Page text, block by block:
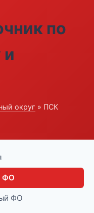
по
и
округ » ПСК
ФО
ФО